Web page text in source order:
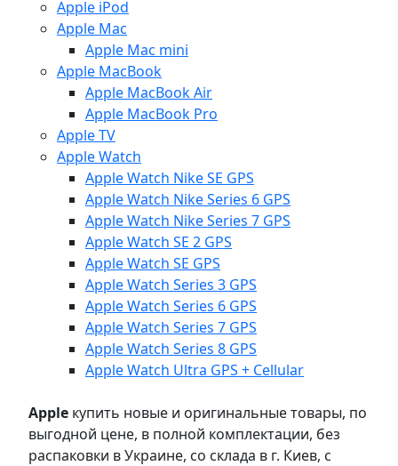
Apple iPod
Apple Mac
Apple Mac mini
Apple MacBook
Apple MacBook Air
Apple MacBook Pro
Apple TV
Apple Watch
Apple Watch Nike SE GPS
Apple Watch Nike Series 6 GPS
Apple Watch Nike Series 7 GPS
Apple Watch SE 2 GPS
Apple Watch SE GPS
Apple Watch Series 3 GPS
Apple Watch Series 6 GPS
Apple Watch Series 7 GPS
Apple Watch Series 8 GPS
Apple Watch Ultra GPS + Cellular
Apple купить новые и оригинальные товары, по
выгодной цене, в полной комплектации, без
распаковки в Украине, со склада в г. Киев, с